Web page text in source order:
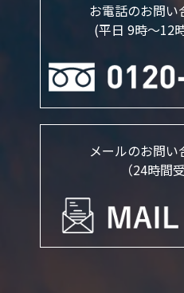
お電話のお問い
(平日 9時～12
メールのお問
（24時間